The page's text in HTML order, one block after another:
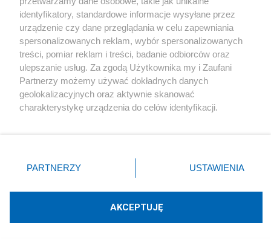
Kultura
X Facebook Instagram Youtube
Technologię dostarcza:W3media.pl
identyfikatory, standardowe informacje wysyłane przez
urządzenie czy dane przeglądania w celu zapewniania
spersonalizowanych reklam, wybór spersonalizowanych
treści, pomiar reklam i treści, badanie odbiorców oraz
ulepszanie usług. Za zgodą Użytkownika my i Zaufani
Partnerzy możemy używać dokładnych danych
geolokalizacyjnych oraz aktywnie skanować
charakterystykę urządzenia do celów identyfikacji.
zmienić/wycofać klikając przycisk ustawień prywatności
znajdujący się w lewym dolnym rogu strony
rodzaje przetwarzania danych nie wymagają zgody
użytkownika, ale masz prawo sprzeciwić się takiemu
PARTNERZY USTAWIENIA
AKCEPTUJĘ